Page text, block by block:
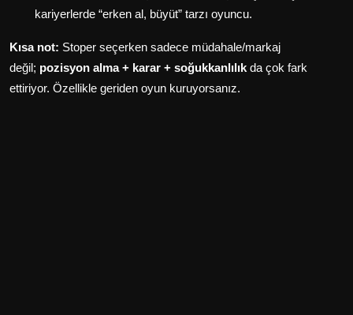
kariyerlerde “erken al, büyüt” tarzı oyuncu.
Kısa not: Stoper seçerken sadece müdahale/markaj
değil; pozisyon alma + karar + soğukkanlılık da çok fark
ettiriyor. Özellikle geriden oyun kuruyorsanız.